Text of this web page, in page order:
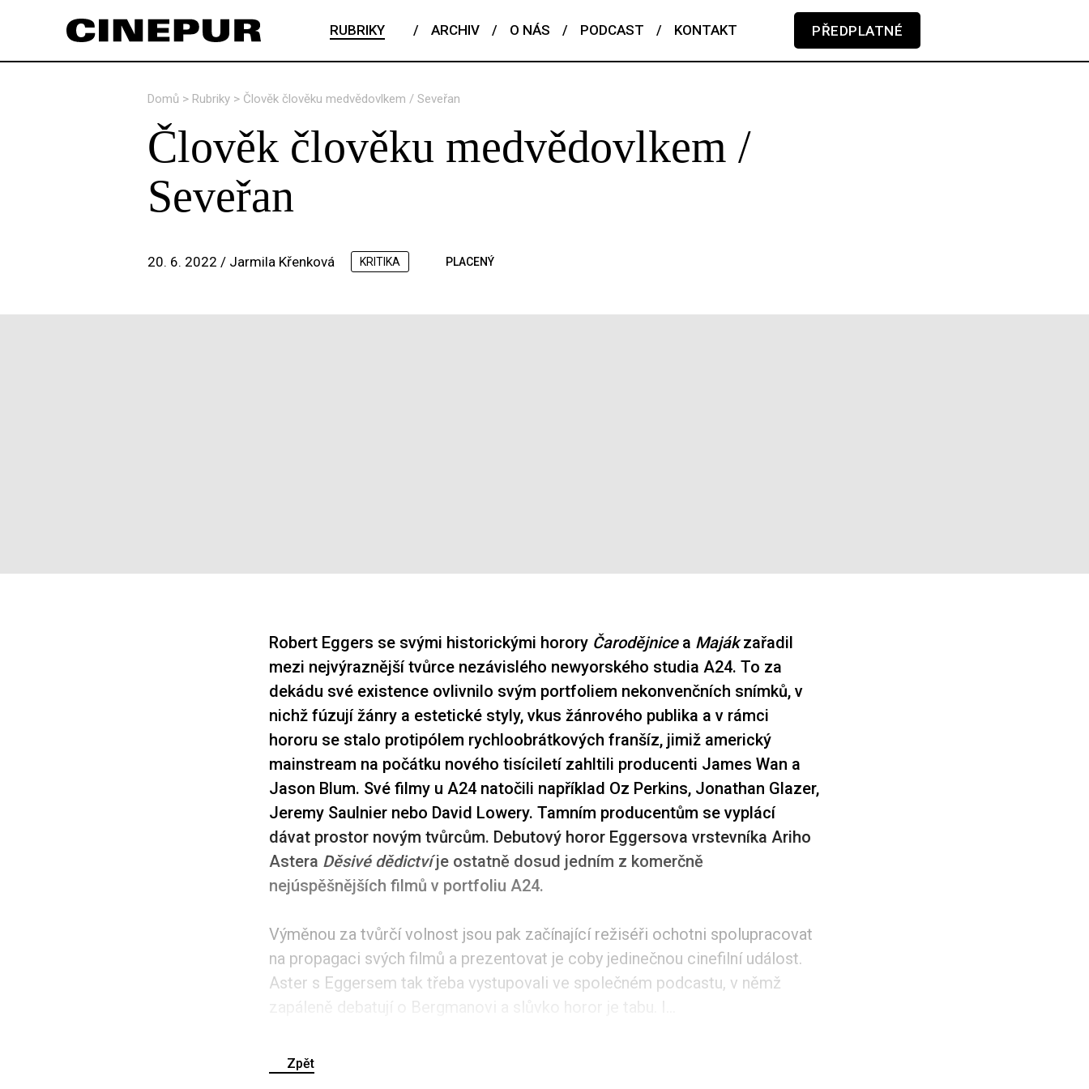
RUBRIKY / ARCHIV / O NÁS / PODCAST / KONTAKT PŘEDPLATNÉ
Domů > Rubriky > Člověk člověku medvědovlkem / Seveřan
Člověk člověku medvědovlkem /
Seveřan
20. 6. 2022 / Jarmila Křenková KRITIKA PLACENÝ
Robert Eggers se svými historickými horory Čarodějnice a Majákzařadil
mezi nejvýraznější tvůrce nezávislého newyorského studia A24. To za
dekádu své existence ovlivnilo svým portfoliem nekonvenčních snímků, v
nichž fúzují žánry a estetické styly, vkus žánrového publika a v rámci
hororu se stalo protipólem rychloobrátkových franšíz, jimiž americký
mainstream na počátku nového tisíciletí zahltili producenti James Wan a
Jason Blum. Své filmy u A24 natočili například Oz Perkins, Jonathan Glazer,
Jeremy Saulnier nebo David Lowery. Tamním producentům se vyplácí
dávat prostor novým tvůrcům. Debutový horor Eggersova vrstevníka Ariho
Astera Děsivé dědictvíje ostatně dosud jedním z komerčně
nejúspěšnějších filmů v portfoliu A24.
Výměnou za tvůrčí volnost jsou pak začínající režiséři ochotni spolupracovat
na propagaci svých filmů a prezentovat je coby jedinečnou cinefilní událost.
Aster s Eggersem tak třeba vystupovali ve společném podcastu, v němž
zapáleně debatují o Bergmanovi a slůvko horor je tabu. I...
Zpět